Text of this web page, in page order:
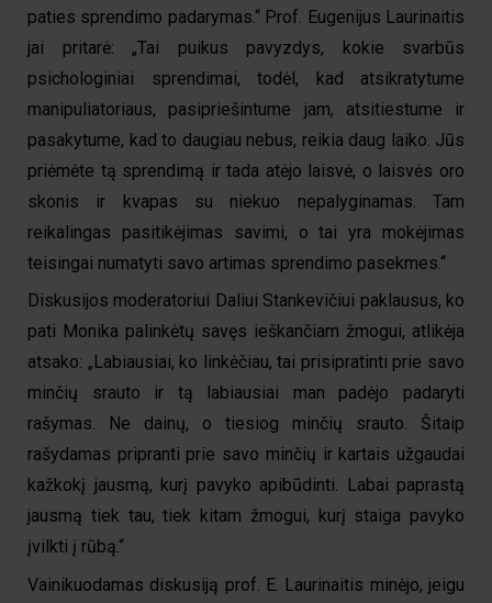
paties sprendimo padarymas.“ Prof. Eugenijus Laurinaitis
jai pritarė: „Tai puikus pavyzdys, kokie svarbūs
psichologiniai sprendimai, todėl, kad atsikratytume
manipuliatoriaus, pasipriešintume jam, atsitiestume ir
pasakytume, kad to daugiau nebus, reikia daug laiko. Jūs
priėmėte tą sprendimą ir tada atėjo laisvė, o laisvės oro
skonis ir kvapas su niekuo nepalyginamas. Tam
reikalingas pasitikėjimas savimi, o tai yra mokėjimas
teisingai numatyti savo artimas sprendimo pasekmes.“
Diskusijos moderatoriui Daliui Stankevičiui paklausus, ko
pati Monika palinkėtų savęs ieškančiam žmogui, atlikėja
atsako: „Labiausiai, ko linkėčiau, tai prisipratinti prie savo
minčių srauto ir tą labiausiai man padėjo padaryti
rašymas. Ne dainų, o tiesiog minčių srauto. Šitaip
rašydamas pripranti prie savo minčių ir kartais užgaudai
kažkokį jausmą, kurį pavyko apibūdinti. Labai paprastą
jausmą tiek tau, tiek kitam žmogui, kurį staiga pavyko
įvilkti į rūbą.“
Vainikuodamas diskusiją prof. E. Laurinaitis minėjo, jeigu